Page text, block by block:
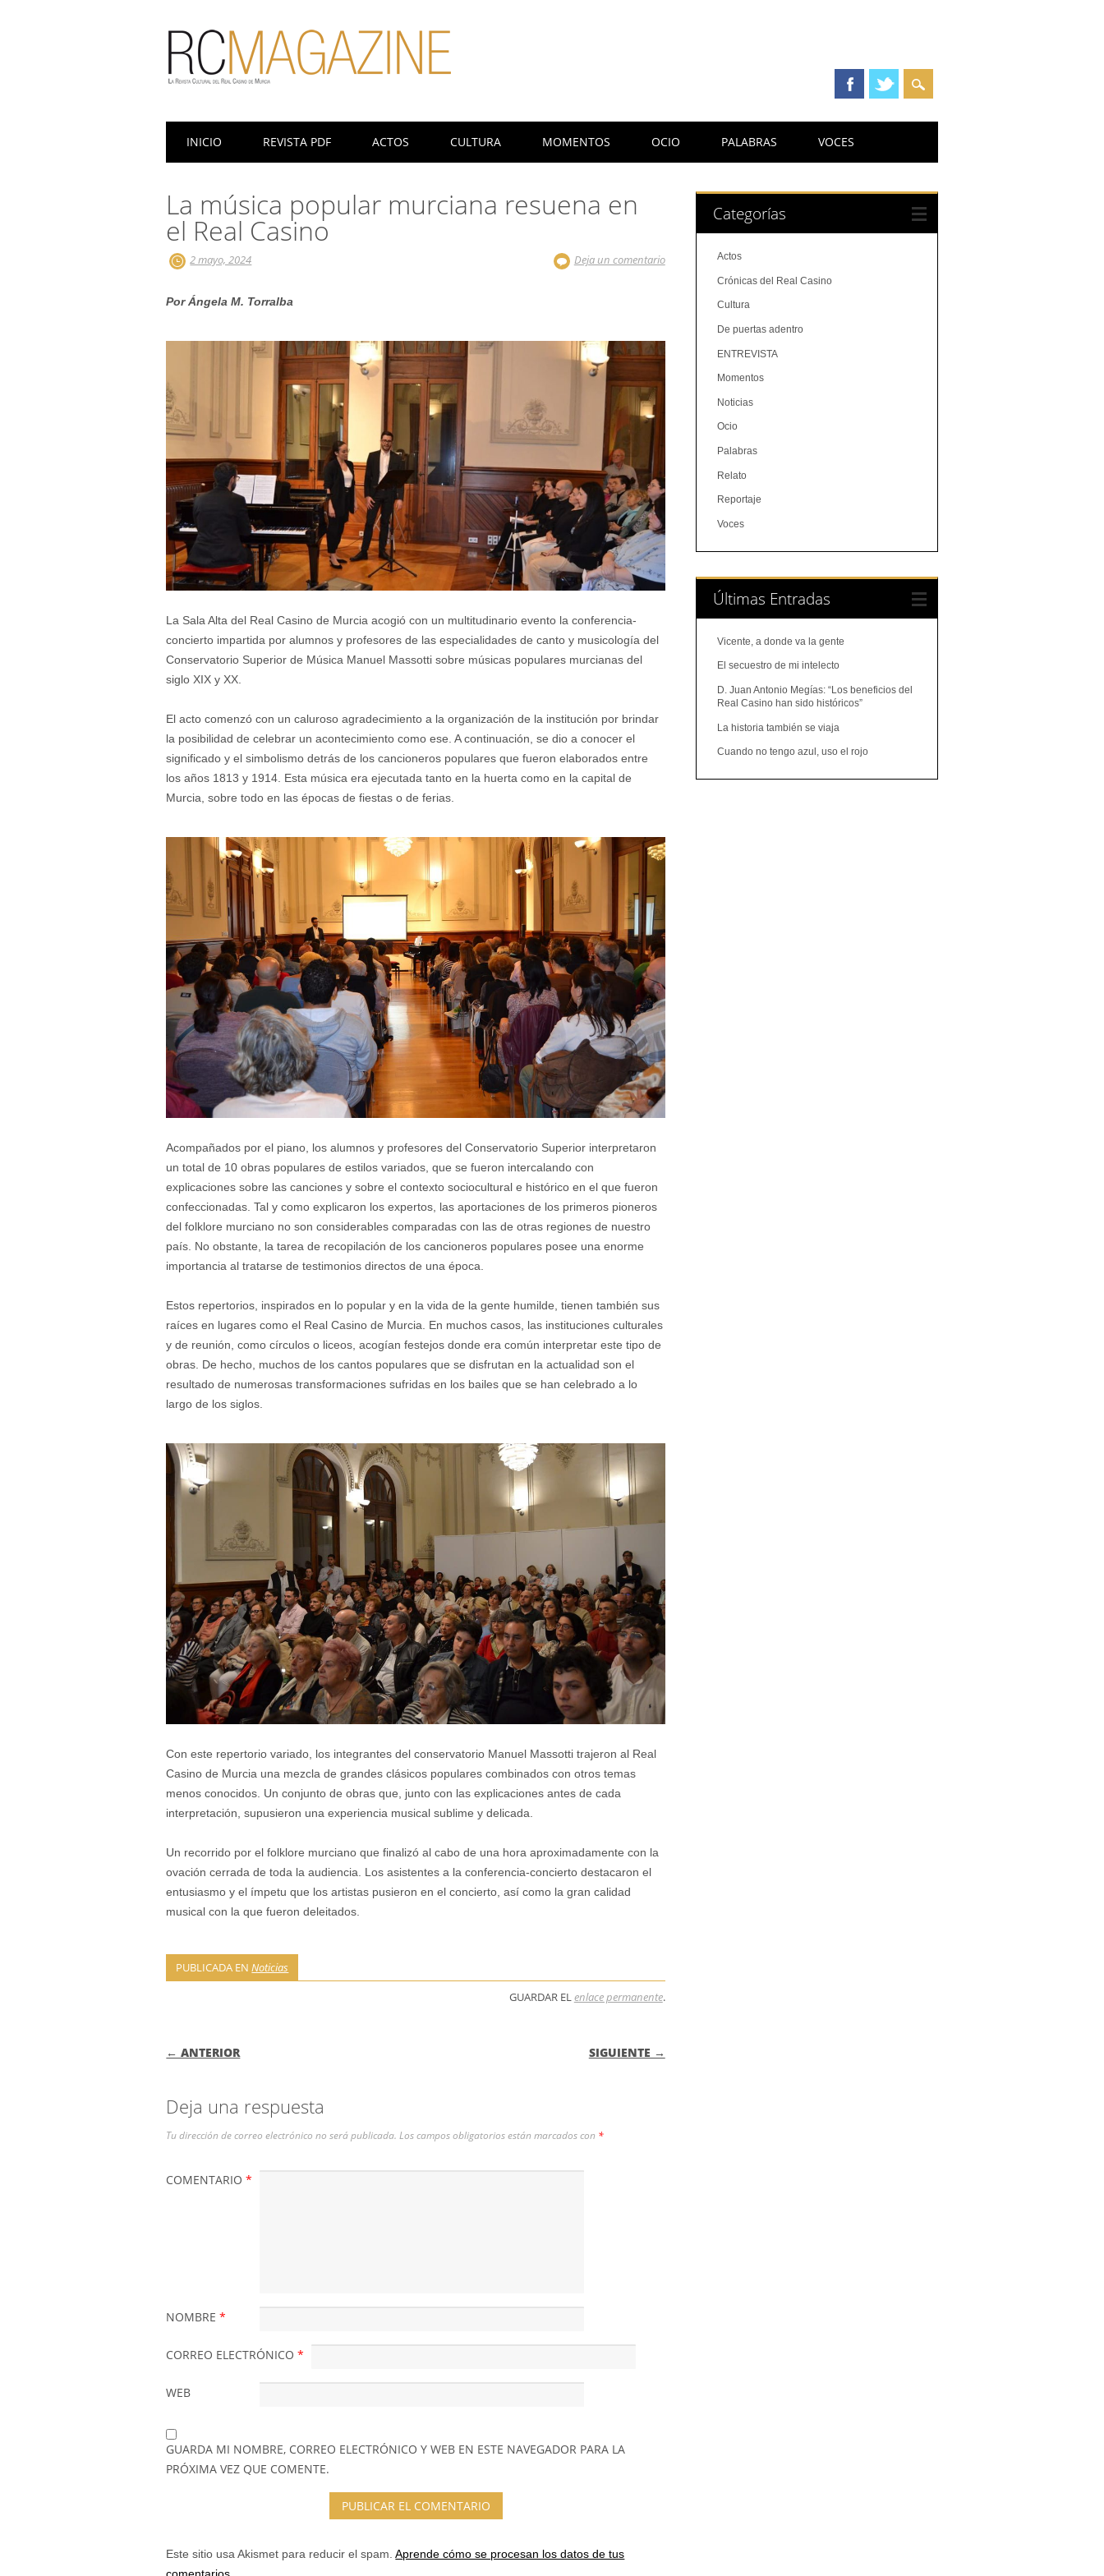
Menú principal
INICIO REVISTA PDF ACTOS CULTURA MOMENTOS OCIO PALABRAS VOCES
La música popular murciana resuena en
el Real Casino
2 mayo, 2024 Deja un comentario
Por Ángela M. Torralba
La Sala Alta del Real Casino de Murcia acogió con un multitudinario evento la conferencia-
concierto impartida por alumnos y profesores de las especialidades de canto y musicología del
Conservatorio Superior de Música Manuel Massotti sobre músicas populares murcianas del
siglo XIX y XX.
El acto comenzó con un caluroso agradecimiento a la organización de la institución por brindar
la posibilidad de celebrar un acontecimiento como ese. A continuación, se dio a conocer el
significado y el simbolismo detrás de los cancioneros populares que fueron elaborados entre
los años 1813 y 1914. Esta música era ejecutada tanto en la huerta como en la capital de
Murcia, sobre todo en las épocas de fiestas o de ferias.
Acompañados por el piano, los alumnos y profesores del Conservatorio Superior interpretaron
un total de 10 obras populares de estilos variados, que se fueron intercalando con
explicaciones sobre las canciones y sobre el contexto sociocultural e histórico en el que fueron
confeccionadas. Tal y como explicaron los expertos, las aportaciones de los primeros pioneros
del folklore murciano no son considerables comparadas con las de otras regiones de nuestro
país. No obstante, la tarea de recopilación de los cancioneros populares posee una enorme
importancia al tratarse de testimonios directos de una época.
Estos repertorios, inspirados en lo popular y en la vida de la gente humilde, tienen también sus
raíces en lugares como el Real Casino de Murcia. En muchos casos, las instituciones culturales
y de reunión, como círculos o liceos, acogían festejos donde era común interpretar este tipo de
obras. De hecho, muchos de los cantos populares que se disfrutan en la actualidad son el
resultado de numerosas transformaciones sufridas en los bailes que se han celebrado a lo
largo de los siglos.
Con este repertorio variado, los integrantes del conservatorio Manuel Massotti trajeron al Real
Casino de Murcia una mezcla de grandes clásicos populares combinados con otros temas
menos conocidos. Un conjunto de obras que, junto con las explicaciones antes de cada
interpretación, supusieron una experiencia musical sublime y delicada.
Un recorrido por el folklore murciano que finalizó al cabo de una hora aproximadamente con la
ovación cerrada de toda la audiencia. Los asistentes a la conferencia-concierto destacaron el
entusiasmo y el ímpetu que los artistas pusieron en el concierto, así como la gran calidad
musical con la que fueron deleitados.
PUBLICADA ENNoticias
GUARDAR EL enlace permanente.
NAVEGACIÓN DE ENTRADAS
← ANTERIOR SIGUIENTE →
Deja una respuesta
Tu dirección de correo electrónico no será publicada. Los campos obligatorios están marcados con *
COMENTARIO*
NOMBRE*
CORREO ELECTRÓNICO*
WEB
GUARDA MI NOMBRE, CORREO ELECTRÓNICO Y WEB EN ESTE NAVEGADOR PARA LA
PRÓXIMA VEZ QUE COMENTE.
Este sitio usa Akismet para reducir el spam.Aprende cómo se procesan los datos de tus
comentarios.
Categorías
Actos
Crónicas del Real Casino
Cultura
De puertas adentro
ENTREVISTA
Momentos
Noticias
Ocio
Palabras
Relato
Reportaje
Voces
Últimas Entradas
Vicente, a donde va la gente
El secuestro de mi intelecto
D. Juan Antonio Megías: “Los beneficios del
Real Casino han sido históricos”
La historia también se viaja
Cuando no tengo azul, uso el rojo